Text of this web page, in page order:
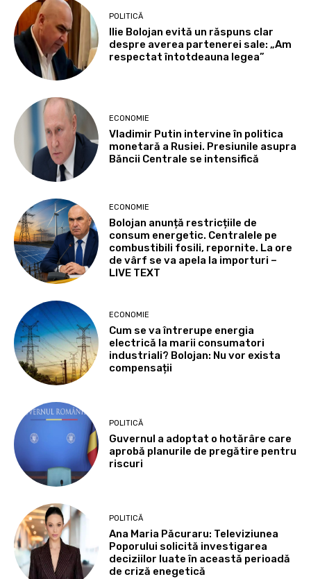
POLITICĂ
Ilie Bolojan evită un răspuns clar
despre averea partenerei sale: „Am
respectat întotdeauna legea”
ECONOMIE
Vladimir Putin intervine în politica
monetară a Rusiei. Presiunile asupra
Băncii Centrale se intensifică
ECONOMIE
Bolojan anunță restricțiile de
consum energetic. Centralele pe
combustibili fosili, repornite. La ore
de vârf se va apela la importuri –
LIVE TEXT
ECONOMIE
Cum se va întrerupe energia
electrică la marii consumatori
industriali? Bolojan: Nu vor exista
compensații
POLITICĂ
Guvernul a adoptat o hotărâre care
aprobă planurile de pregătire pentru
riscuri
POLITICĂ
Ana Maria Păcuraru: Televiziunea
Poporului solicită investigarea
deciziilor luate în această perioadă
de criză enegetică